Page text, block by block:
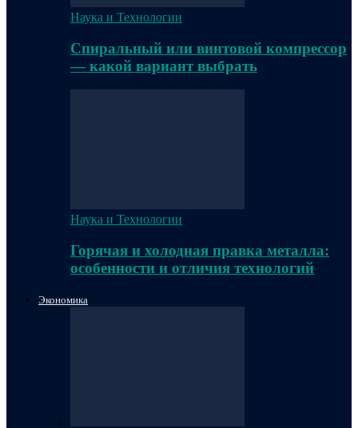
Наука и Технологии
Спиральный или винтовой компрессор
— какой вариант выбрать
Наука и Технологии
Горячая и холодная правка металла:
особенности и отличия технологий
Экономика